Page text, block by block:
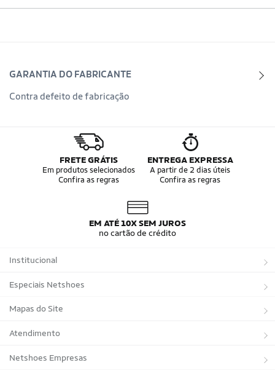
GARANTIA DO FABRICANTE
Contra defeito de fabricação
FRETE GRÁTIS
Em produtos selecionados
Confira as regras
ENTREGA EXPRESSA
A partir de 2 dias úteis
Confira as regras
EM ATÉ 10X SEM JUROS
no cartão de crédito
Institucional
Sobre a Netshoes
Política de Privacidade
Programa de Afiliados
Regulamentos
Especiais Netshoes
Suplementos
Corrida
Bicicletas
Mapas do Site
Marcas
Tipos de Produtos
Atendimento
Trocas e devoluções
Netshoes Empresas